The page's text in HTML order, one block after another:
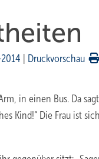
Druckvorschau
in einen Bus. Da
Kind!“ Die Frau ist